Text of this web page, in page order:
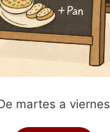
martes a viernes